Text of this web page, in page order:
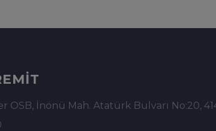
OSB, İnönü Mah. Atatürk Bulvarı No:20,